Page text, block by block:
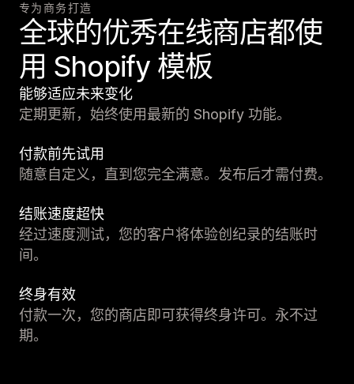
专为商务打造
全球的优秀在线商店都使
用 Shopify 模板
能够适应未来变化
定期更新，始终使用最新的 Shopify 功能。
付款前先试用
随意自定义，直到您完全满意。发布后才需付费。
结账速度超快
经过速度测试，您的客户将体验创纪录的结账时
间。
终身有效
付款一次，您的商店即可获得终身许可。永不过
期。